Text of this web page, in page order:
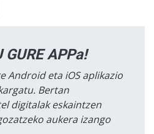
GURE APPa!
Android eta iOS aplikazio
Bertan
digitalak eskaintzen
aukera izango